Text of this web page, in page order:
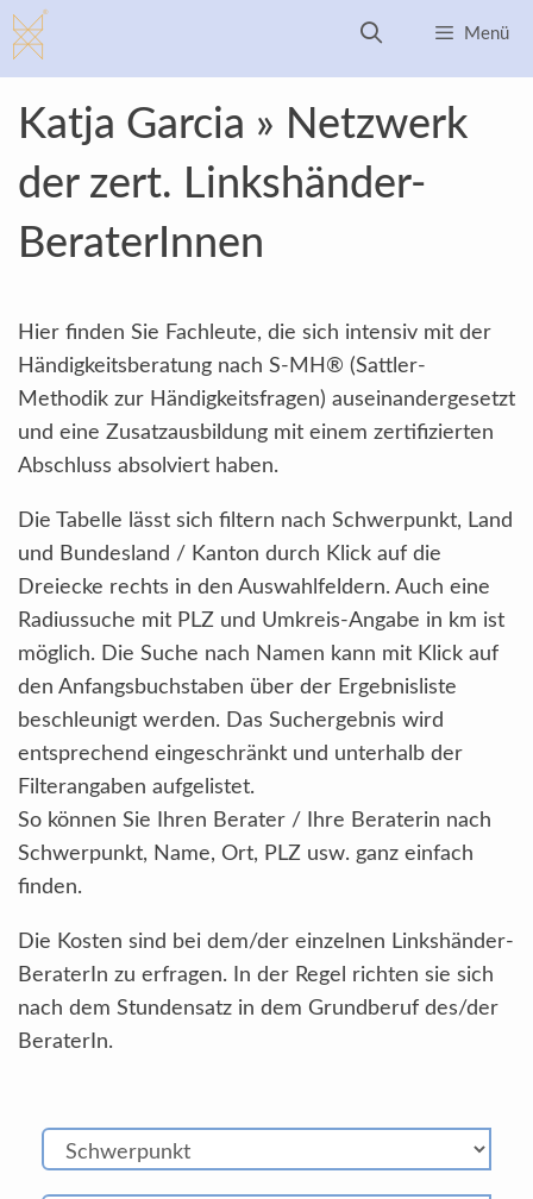
Zum
Inhalt
springen
Menü
Katja Garcia » Netzwerk
der zert. Linkshänder-
BeraterInnen
Hier finden Sie Fachleute, die sich intensiv mit der
Händigkeitsberatung nach S-MH® (Sattler-
Methodik zur Händigkeitsfragen) auseinandergesetzt
und eine Zusatzausbildung mit einem zertifizierten
Abschluss absolviert haben.
Die Tabelle lässt sich filtern nach Schwerpunkt, Land
und Bundesland / Kanton durch Klick auf die
Dreiecke rechts in den Auswahlfeldern. Auch eine
Radiussuche mit PLZ und Umkreis-Angabe in km ist
möglich. Die Suche nach Namen kann mit Klick auf
den Anfangsbuchstaben über der Ergebnisliste
beschleunigt werden. Das Suchergebnis wird
entsprechend eingeschränkt und unterhalb der
Filterangaben aufgelistet.
So können Sie Ihren Berater / Ihre Beraterin nach
Schwerpunkt, Name, Ort, PLZ usw. ganz einfach
finden.
Die Kosten sind bei dem/der einzelnen Linkshänder-
BeraterIn zu erfragen. In der Regel richten sie sich
nach dem Stundensatz in dem Grundberuf des/der
BeraterIn.